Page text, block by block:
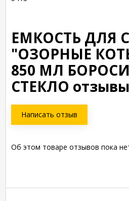
ЕМКОСТЬ ДЛЯ
"ОЗОРНЫЕ
850 МЛ
СТЕКЛО отзывы
Написать отзыв
Об этом товаре отзывов пока